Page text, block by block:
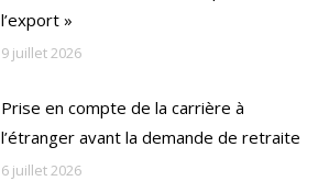
l’export »
9 juillet 2026
Prise en compte de la carrière à
l’étranger avant la demande de retraite
6 juillet 2026